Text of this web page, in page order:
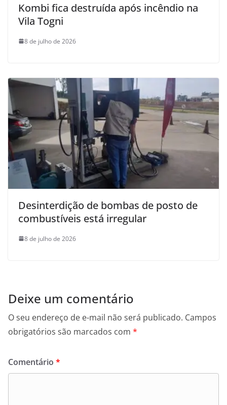
Kombi fica destruída após incêndio na
Vila Togni
8 de julho de 2026
Desinterdição de bombas de posto de
combustíveis está irregular
8 de julho de 2026
Deixe um comentário
O seu endereço de e-mail não será publicado. Campos
obrigatórios são marcados com *
Comentário *